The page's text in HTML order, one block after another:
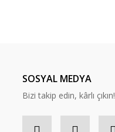
SOSYAL MEDYA
Bizi takip edin, kârlı çıkın!